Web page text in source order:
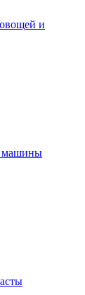
и
машины